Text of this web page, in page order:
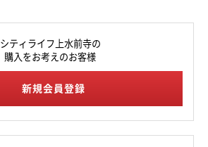
シティライフ上水前寺の
購入をお考えのお客様
新規会員登録